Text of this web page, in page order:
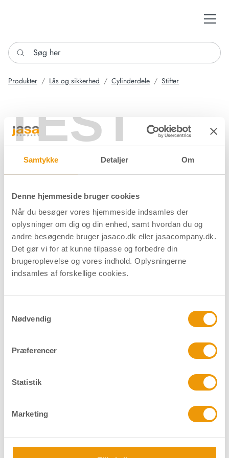
TEST
Samtykke Detaljer Om
Denne hjemmeside bruger cookies
Når du besøger vores hjemmeside indsamles der
oplysninger om dig og din enhed, samt hvordan du og
andre besøgende bruger jasaco.dk eller jasacompany.dk.
Det gør vi for at kunne tilpasse og forbedre din
brugeroplevelse og vores indhold. Oplysningerne
indsamles af forskellige cookies.
Nødvendig
Præferencer
Statistik
Marketing
Søg her
Produkter Lås og sikkerhed Cylinderdele Stifter
SYSTEMstift - 4,2 mm - Mat
Varenummer
13186
Materiale